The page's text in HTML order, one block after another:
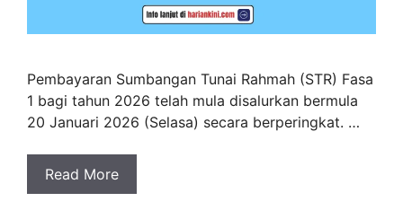
Pembayaran Sumbangan Tunai Rahmah (STR) Fasa
1 bagi tahun 2026 telah mula disalurkan bermula
20 Januari 2026 (Selasa) secara berperingkat. …
Read More